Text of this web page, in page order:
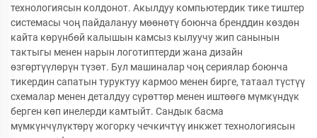
технологиясын колдонот. Акылдуу компьютердик тике тиштер
системасы чоң пайдалануу мөөнөтү боюнча бренддин көздөн
кайта көрүнбөй калышын камсыз кылуучу жип санынын
тактыгы менен нарын логотиптерди жана дизайн
өзгөртүүлөрүн түзөт. Бул машиналар чоң сериялар боюнча
тикердин сапатын туруктуу кармоо менен бирге, татаал түстүү
схемалар менен деталдуу сүрөттөр менен иштөөгө мүмкүндүк
берген көп инелерди камтыйт. Сандык басма
мүмкүнчүлүктөрү жогорку чечкичтүү инкжет технологиясын